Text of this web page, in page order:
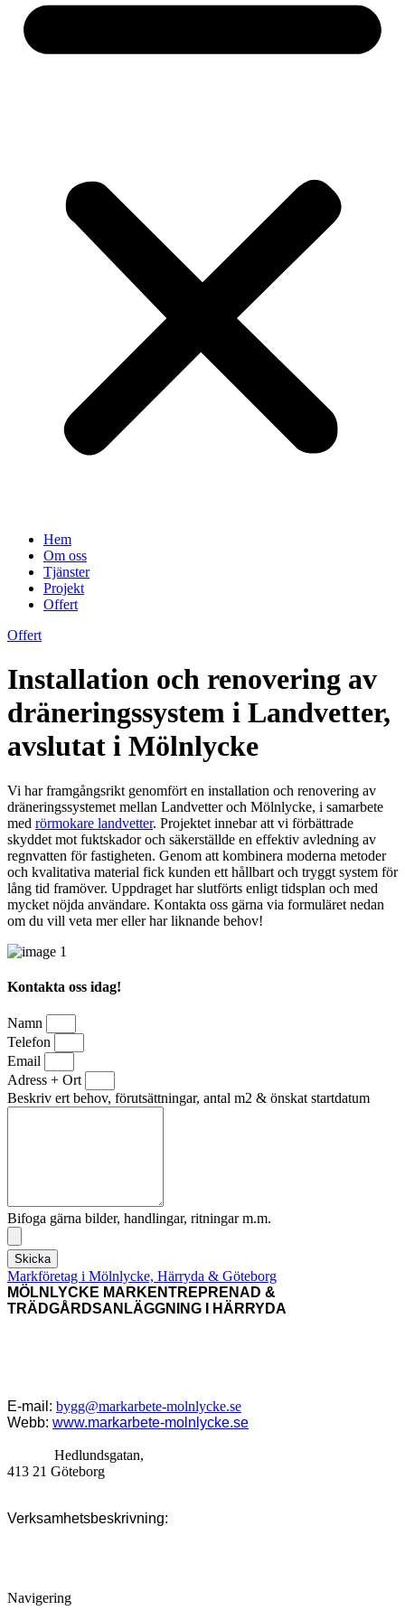
Hem
Om oss
Tjänster
Projekt
Offert
Offert
Installation och renovering av
dräneringssystem i Landvetter,
avslutat i Mölnlycke
Vi har framgångsrikt genomfört en installation och renovering av
dräneringssystemet mellan Landvetter och Mölnlycke, i samarbete
med rörmokare landvetter. Projektet innebar att vi förbättrade
skyddet mot fuktskador och säkerställde en effektiv avledning av
regnvatten för fastigheten. Genom att kombinera moderna metoder
och kvalitativa material fick kunden ett hållbart och tryggt system för
lång tid framöver. Uppdraget har slutförts enligt tidsplan och med
mycket nöjda användare. Kontakta oss gärna via formuläret nedan
om du vill veta mer eller har liknande behov!
Kontakta oss idag!
Namn
Telefon
Email
Adress + Ort
Beskriv ert behov, förutsättningar, antal m2 & önskat startdatum
Bifoga gärna bilder, handlingar, ritningar m.m.
Skicka
Markföretag i Mölnlycke, Härryda & Göteborg
MÖLNLYCKE MARKENTREPRENAD &
TRÄDGÅRDSANLÄGGNING I HÄRRYDA
E-mail: bygg@markarbete-molnlycke.se
Webb: www.markarbete-molnlycke.se
Hedlundsgatan,
413 21 Göteborg
Verksamhetsbeskrivning:
Navigering